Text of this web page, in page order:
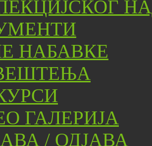
НАБАВКЕ
ГАЛЕРИЈА
/ ОДЈАВА